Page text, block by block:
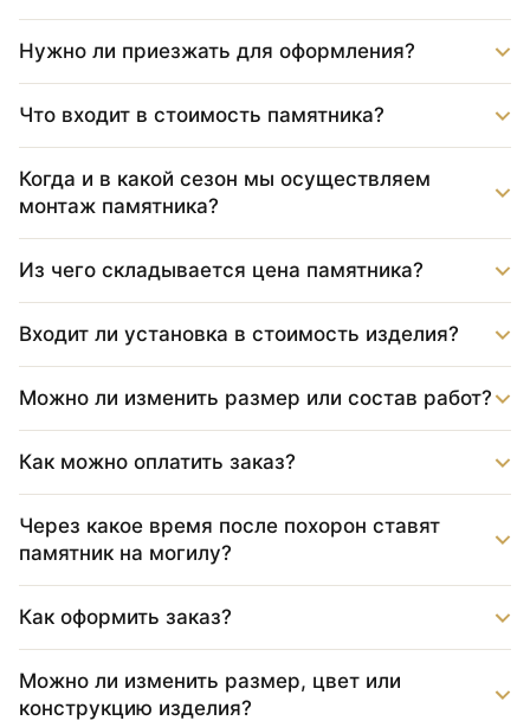
Нужно ли приезжать для оформления?
Что входит в стоимость памятника?
Когда и в какой сезон мы осуществляем
монтаж памятника?
Из чего складывается цена памятника?
Входит ли установка в стоимость изделия?
Можно ли изменить размер или состав работ?
Как можно оплатить заказ?
Через какое время после похорон ставят
памятник на могилу?
Как оформить заказ?
Можно ли изменить размер, цвет или
конструкцию изделия?